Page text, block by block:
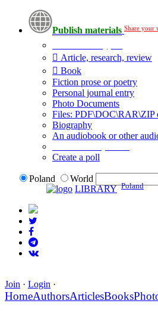
Publish materials Share your
Article, research, review
Book
Fiction prose or poetry
Personal journal entry
Photo Documents
Files: PDF\DOC\RAR\ZIP
Biography
An audiobook or other
Create a poll
Poland
World
LIBRARY Poland
Join · Login ·
HomeAuthorsArticlesBooks